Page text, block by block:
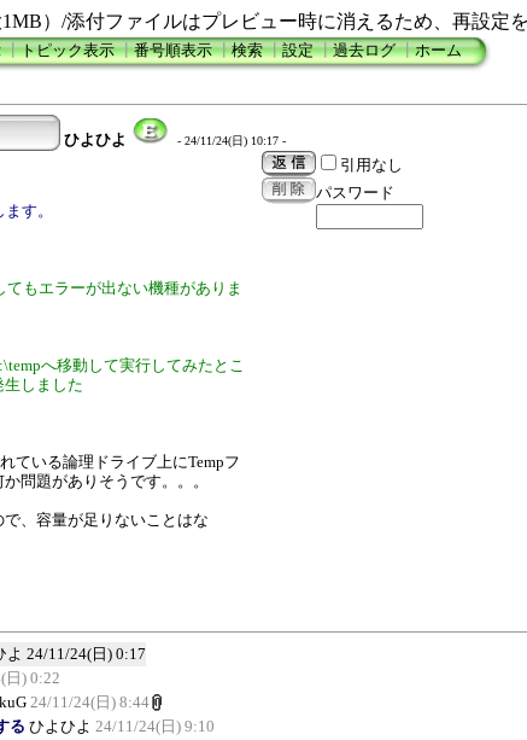
）/添付ファイルはプレビュー時に消えるため、再設定を
┃トピック表示┃番号順表示┃検索┃設定┃過去ログ┃ホーム
ひよひよ - 24/11/24(日) 10:17 -
す。
もエラーが出ない機種がありま
へ移動して実行してみたとこ
しました
ている論理ドライブ上にTempフ
問題がありそうです。。。
、容量が足りないことはな
引用なし
パスワード
よ 24/11/24(日) 0:17
日) 0:22
24/11/24(日) 8:44
る ひよひよ 24/11/24(日) 9:10